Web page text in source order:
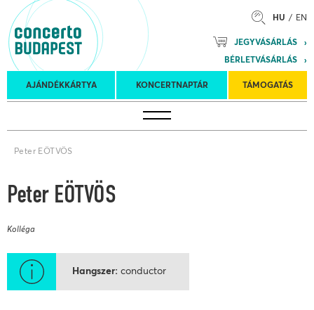
HU EN
JEGYVÁSÁRLÁS
BÉRLETVÁSÁRLÁS
AJÁNDÉKKÁRTYA KONCERTNAPTÁR TÁMOGATÁS
Koncertnaptár
turnék
Kulturális
Program
Felkéréses
koncertek
Peter EÖTVÖS
Peter EÖTVÖS
Kolléga
Hangszer conductor